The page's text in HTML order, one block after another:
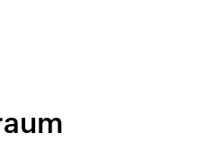
und